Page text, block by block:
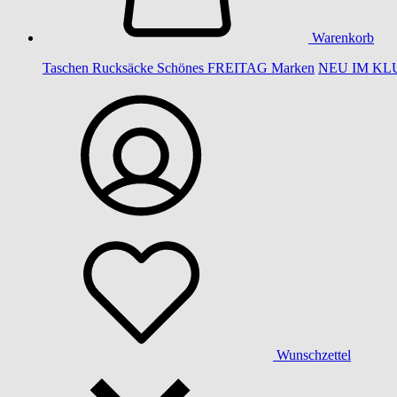
Warenkorb
Taschen Rucksäcke Schönes FREITAG Marken NEU IM
Wunschzettel